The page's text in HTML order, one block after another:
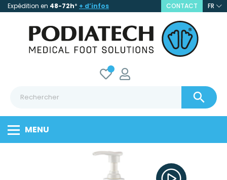
Expédition en 48-72h* + d’infos CONTACT FR

MENU